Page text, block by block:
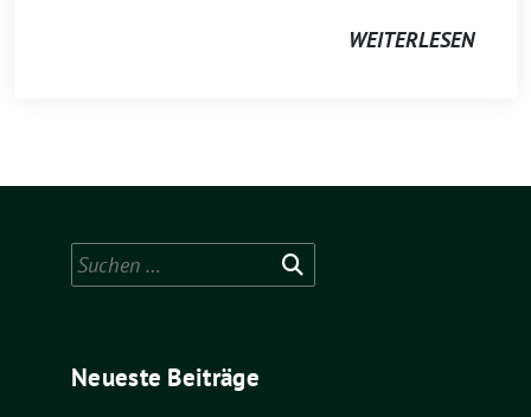
WEITERLESEN
Suchen
nach:
Neueste Beiträge